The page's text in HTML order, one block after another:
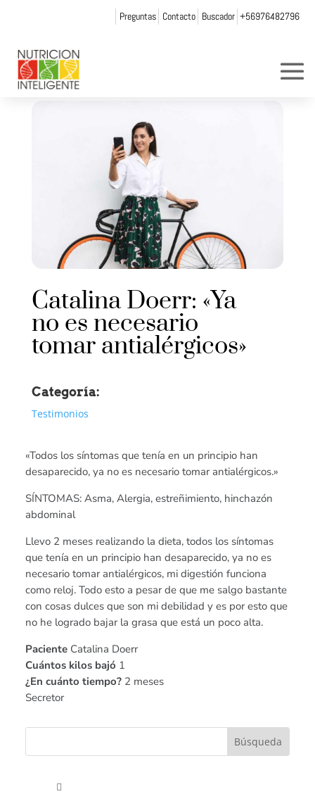
Preguntas Contacto Buscador +56976482796
Catalina Doerr: «Ya
no es necesario
tomar antialérgicos»
Categoría:
Testimonios
«Todos los síntomas que tenía en un principio han
desaparecido, ya no es necesario tomar antialérgicos.»
SÍNTOMAS: Asma, Alergia, estreñimiento, hinchazón
abdominal
Llevo 2 meses realizando la dieta, todos los síntomas
que tenía en un principio han desaparecido, ya no es
necesario tomar antialérgicos, mi digestión funciona
como reloj. Todo esto a pesar de que me salgo bastante
con cosas dulces que son mi debilidad y es por esto que
no he logrado bajar la grasa que está un poco alta.
Paciente Catalina Doerr
Cuántos kilos bajó 1
¿En cuánto tiempo? 2 meses
Secretor
